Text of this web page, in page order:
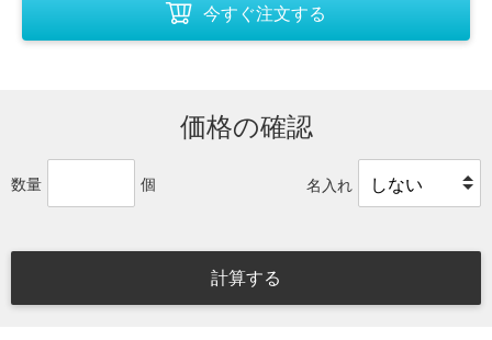
今すぐ注文する
価格の確認
数量 個 名入れ
計算する